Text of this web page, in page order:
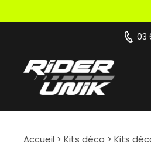
03
Accueil > Kits déco > Kits